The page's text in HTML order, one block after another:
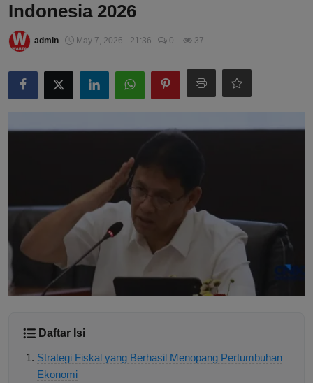
Indonesia 2026
admin May 7, 2026 - 21:36 0 37
Daftar Isi
Strategi Fiskal yang Berhasil Menopang Pertumbuhan
Ekonomi